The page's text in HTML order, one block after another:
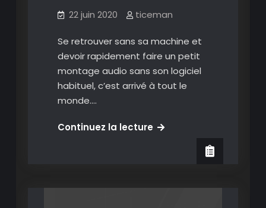
22 juin 2020 ticeman
Se retrouver sans sa machine et
devoir rapidement faire un petit
montage audio sans son logiciel
habituel, c’est arrivé à tout le
monde.…
Continuez la lectureAudioMass
éditeur